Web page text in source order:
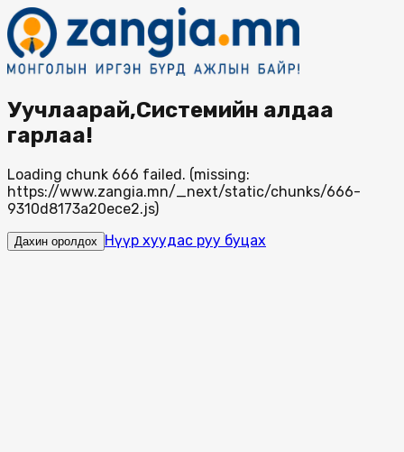
Уучлаарай,Системийн алдаа
гарлаа!
Loading chunk 666 failed. (missing:
https://www.zangia.mn/_next/static/chunks/666-
9310d8173a20ece2.js)
Дахин оролдох Нүүр хуудас руу буцах